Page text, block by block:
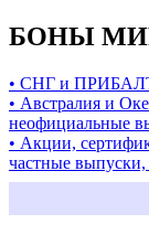
БОНЫ
• СНГ и
• Австралия и
неофициальные
• Акции,
частные